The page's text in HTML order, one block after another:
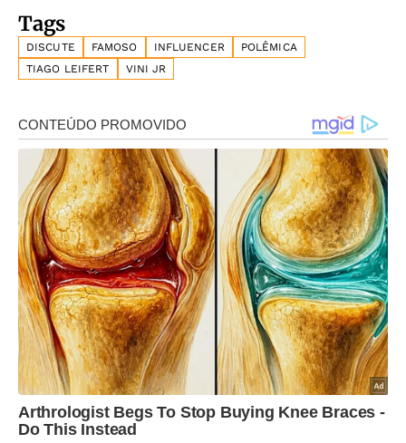
Tags
DISCUTE FAMOSO INFLUENCER
POLÊMICA
TIAGO LEIFERT
VINI JR